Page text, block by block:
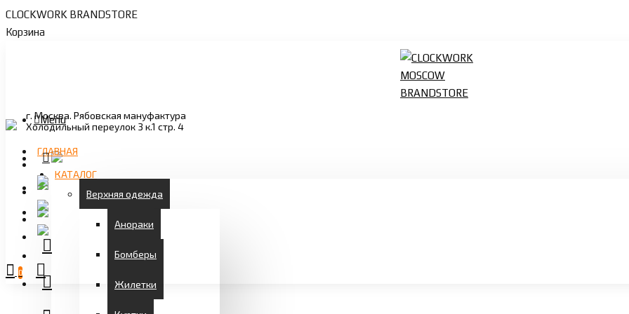
CLOCKWORK BRANDSTORE
Корзина
г. Москва. Рябовская мануфактура
Холодильный переулок 3 к.1 стр. 4
Menu
ГЛАВНАЯ
КАТАЛОГ
Верхняя одежда
Анораки
Бомберы
Жилетки
0